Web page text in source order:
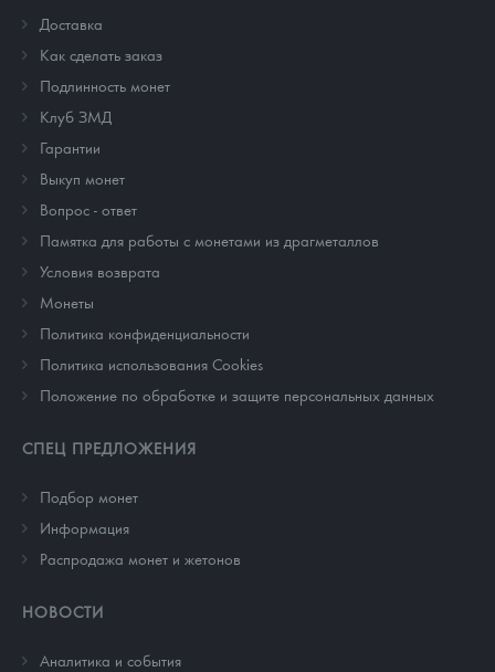
Доставка
Как сделать заказ
Подлинность монет
Клуб ЗМД
Гарантии
Выкуп монет
Вопрос - ответ
Памятка для работы с монетами из драгметаллов
Условия возврата
Монеты
Политика конфиденциальности
Политика использования Cookies
Положение по обработке и защите персональных данных
СПЕЦ ПРЕДЛОЖЕНИЯ
Подбор монет
Информация
Распродажа монет и жетонов
НОВОСТИ
Аналитика и события